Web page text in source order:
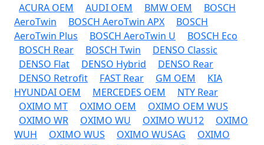
ACURA OEM AUDI OEM BMW OEM
BOSCH
AeroTwin
BOSCH AeroTwin APX
BOSCH
AeroTwin Plus
BOSCH AeroTwin U
BOSCH Eco
BOSCH Rear
BOSCH Twin
DENSO Classic
DENSO Flat
DENSO Hybrid
DENSO Rear
DENSO Retrofit
FAST Rear GM OEM
KIA
HYUNDAI OEM
MERCEDES OEM
NTY Rear
OXIMO MT
OXIMO OEM
OXIMO OEM WUS
OXIMO WR
OXIMO WU OXIMO WU12
OXIMO
WUH
OXIMO WUS OXIMO WUSAG
OXIMO